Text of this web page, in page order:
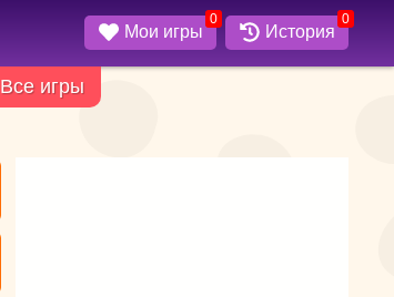
Мои игры
0
История
0
Все игры